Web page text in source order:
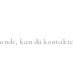
kan du kontakte